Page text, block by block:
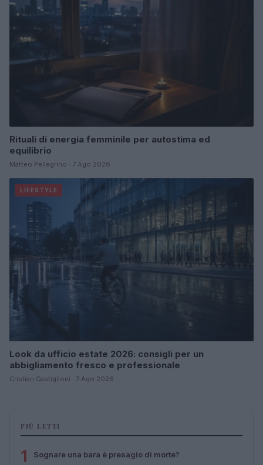
Rituali di energia femminile per autostima ed
equilibrio
Matteo Pellegrino · 7 Ago 2026
LIFESTYLE
Look da ufficio estate 2026: consigli per un
abbigliamento fresco e professionale
Cristian Castiglioni · 7 Ago 2026
PIÙ LETTI
1 Sognare una bara è presagio di morte?